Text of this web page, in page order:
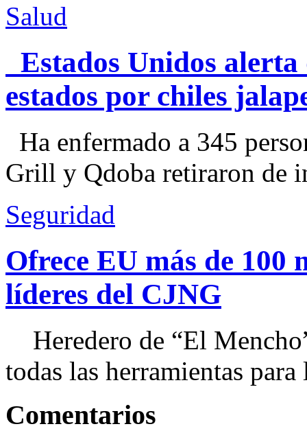
Salud
Estados Unidos alerta
estados por chiles
Ha enfermado a 345
Grill y Qdoba retiraron de
Seguridad
Ofrece EU más de 100
líderes del CJNG
Heredero de “El
todas las herramientas
Comentarios